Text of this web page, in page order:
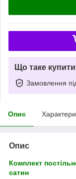
Що таке
Замовлення
Опис
Опис
Комплект
сатин